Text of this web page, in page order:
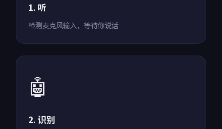
1. 听
检测麦克风输入，等待你说话
🤖
2. 识别